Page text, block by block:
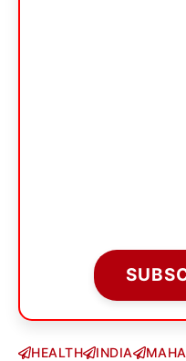
HEALTH INDIA